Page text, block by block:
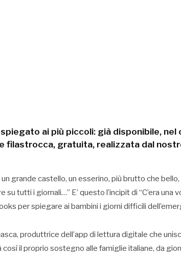
ai più piccoli: già disponibile,
filastrocca, gratuita, realizzata dal
un grande castello, un esserino, più brutto che
su tutti i giornali…” E’ questo l’incipit di “C’era una
per spiegare ai bambini i giorni difficili
produttrice dell’app di lettura digitale che
il proprio sostegno alle famiglie italiane, da